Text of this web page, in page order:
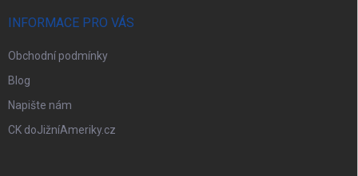
INFORMACE PRO VÁS
Obchodní podmínky
Blog
Napište nám
CK doJižníAmeriky.cz